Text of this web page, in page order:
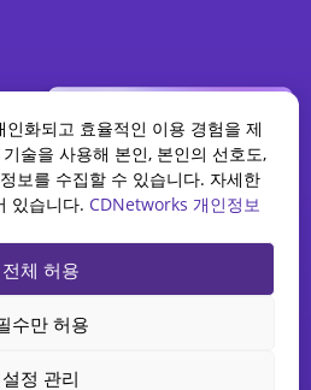
– All rights reserved.
법적 고지
화되고 효율적인 이용 경험을 제
술을 사용해 본인, 본인의 선호도,
보를 수집할 수 있습니다. 자세한
있습니다. CDNetworks 개인정보
전체 허용
수만 허용
설정 관리
WAAP 보고서
을 어떻게 재편하고 있는지 알아보